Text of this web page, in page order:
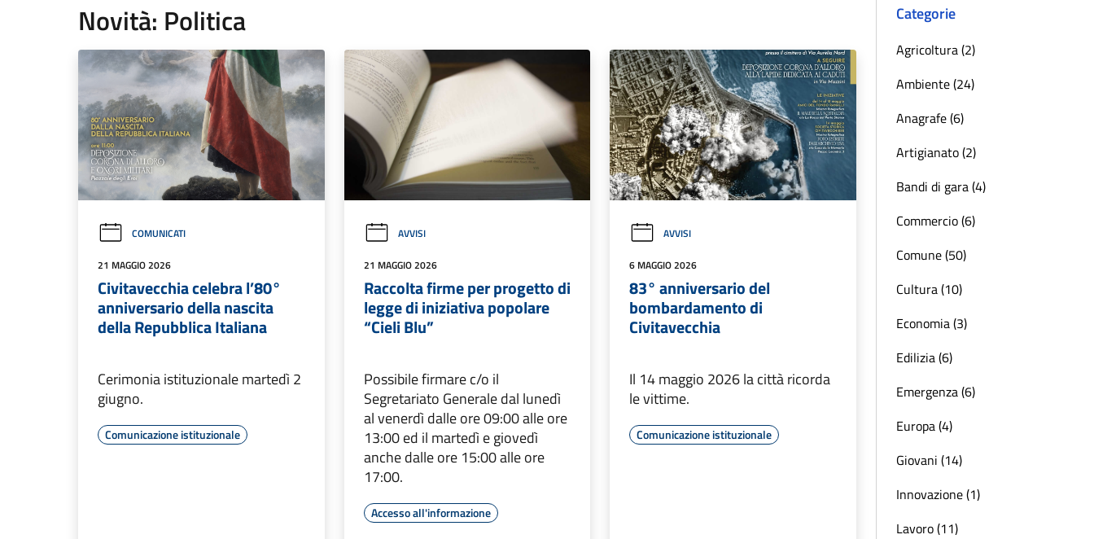
Novità: Politica
COMUNICATI
21 MAGGIO 2026
Civitavecchia celebra l’80°
anniversario della nascita
della Repubblica Italiana
Cerimonia istituzionale martedì 2
giugno.
Comunicazione istituzionale
AVVISI
21 MAGGIO 2026
Raccolta firme per progetto di
legge di iniziativa popolare
“Cieli Blu”
Possibile firmare c/o il
Segretariato Generale dal lunedì
al venerdì dalle ore 09:00 alle ore
13:00 ed il martedì e giovedì
anche dalle ore 15:00 alle ore
17:00.
Accesso all'informazione
AVVISI
6 MAGGIO 2026
83° anniversario del
bombardamento di
Civitavecchia
Il 14 maggio 2026 la città ricorda
le vittime.
Comunicazione istituzionale
Categorie
Agricoltura (2)
Ambiente (24)
Anagrafe (6)
Artigianato (2)
Bandi di gara (4)
Commercio (6)
Comune (50)
Cultura (10)
Economia (3)
Edilizia (6)
Emergenza (6)
Europa (4)
Giovani (14)
Innovazione (1)
Lavoro (11)